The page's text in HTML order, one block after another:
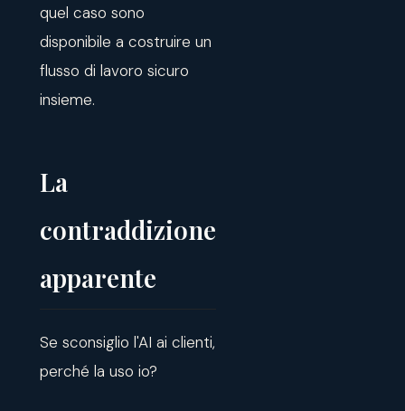
quel caso sono
disponibile a costruire un
flusso di lavoro sicuro
insieme.
La
contraddizione
apparente
Se sconsiglio l'AI ai clienti,
perché la uso io?